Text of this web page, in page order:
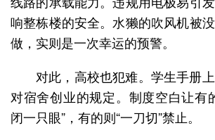
响整栋楼的安全。水獭的吹风机被
做，实则是一次幸运的预警。
对此，高校也犯难。学生手册
对宿舍创业的规定。制度空白让有
闭一只眼”，有的则“一刀切”禁止。